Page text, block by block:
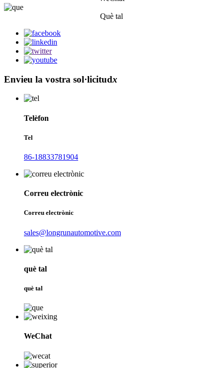
Què tal
Envieu la vostra sol·licitudx
Telèfon
Tel
86-18833781904
Correu electrònic
Correu electrònic
sales@longrunautomotive.com
què tal
què tal
WeChat